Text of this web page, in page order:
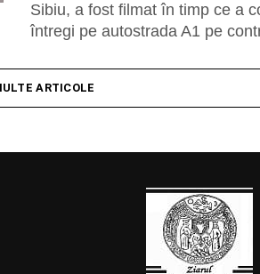
Sibiu, a fost filmat în timp ce a
întregi pe autostrada A1 pe
ARTICOLE